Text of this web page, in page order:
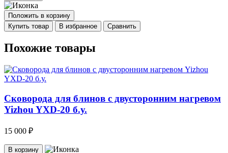
Положить в корзину
Купить товар
В избранное Сравнить
Похожие товары
Сковорода для блинов с двусторонним нагревом
Yizhou YXD-20 б.у.
15 000 ₽
В корзину